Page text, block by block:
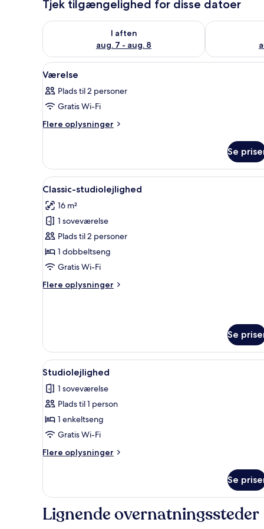
Tjek tilgængelighed for disse datoer
I aften
aug. 7 - aug. 8
Tjek tilgængelighed for i aften aug. 7 - aug. 8
Tjek
Indlæs
alle
billeder
af
Værelse
Et moderne værelse med
13
Værelse
Plads til 2 personer
Gratis Wi-Fi
Flere oplysninger
Flere
Se
Indlæs
alle
billeder
af
Classic-
studiolejlighed
Et moderne værelse med et
15
Classic-studiolejlighed
16 m²
1 soveværelse
Plads til 2 personer
1 dobbeltseng
Gratis Wi-Fi
Flere oplysninger
Flere
Se
Indlæs
alle
billeder
af
Studiolejlighed
Et moderne soveværelse
1
Studiolejlighed
1 soveværelse
Plads til 1 person
1 enkeltseng
Gratis Wi-Fi
Flere oplysninger
Flere
Se
Lignende overnatningssteder